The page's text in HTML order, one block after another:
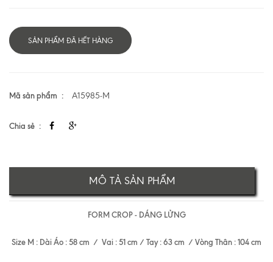
SẢN PHẨM ĐÃ HẾT HÀNG
Mã sản phẩm A15985-M
Chia sẻ
MÔ TẢ SẢN PHẨM
FORM CROP - DÁNG LỬNG
Size M : Dài Áo : 58 cm / Vai : 51 cm / Tay : 63 cm / Vòng Thân : 104 cm